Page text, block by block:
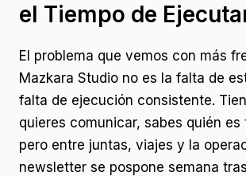
el Tiempo de
El problema que vemos con más
Mazkara Studio no es la falta de
falta de ejecución consistente.
quieres comunicar, sabes quién es
pero entre juntas, viajes y la
newsletter se pospone semana